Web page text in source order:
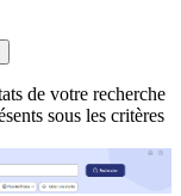
de votre recherche
sous les critères